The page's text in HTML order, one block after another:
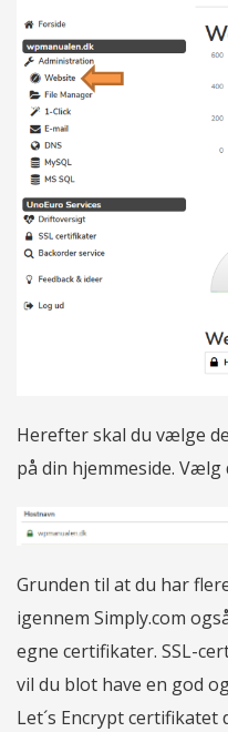
Herefter skal du vælge
på din hjemmeside.
Grunden til at du har
igennem Simply.com
egne certifikater. SSL-
vil du blot have en god
Let´s Encrypt certifikatet